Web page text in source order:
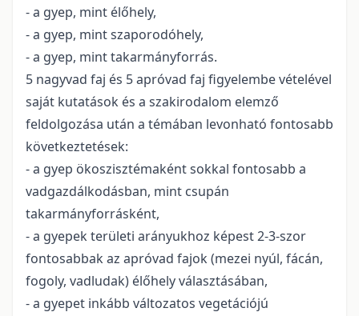
- a gyep, mint élőhely,
- a gyep, mint szaporodóhely,
- a gyep, mint takarmányforrás.
5 nagyvad faj és 5 apróvad faj figyelembe vételével
saját kutatások és a szakirodalom elemző
feldolgozása után a témában levonható fontosabb
következtetések:
- a gyep ökoszisztémaként sokkal fontosabb a
vadgazdálkodásban, mint csupán
takarmányforrásként,
- a gyepek területi arányukhoz képest 2-3-szor
fontosabbak az apróvad fajok (mezei nyúl, fácán,
fogoly, vadludak) élőhely választásában,
- a gyepet inkább változatos vegetációjú